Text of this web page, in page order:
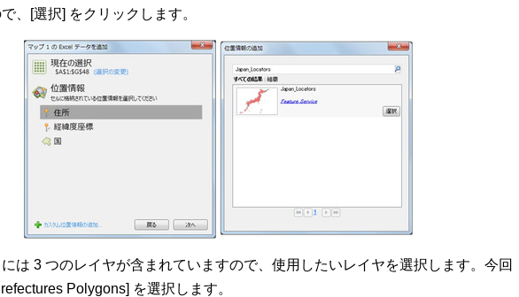
、[選択] をクリックします。
は 3 つのレイヤが含まれていますので、使用したいレイヤを選択します。今回
Polygons] を選択します。